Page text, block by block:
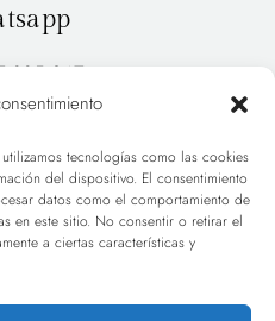
tecnologías como las cookies
del dispositivo. El consentimiento
datos como el comportamiento de
en este sitio. No consentir o retirar el
a ciertas características y
885 947
PORTFOLIO
BLOG